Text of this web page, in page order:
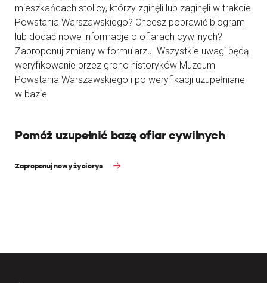
mieszkańcach stolicy, którzy zginęli lub zaginęli w trakcie
Powstania Warszawskiego? Chcesz poprawić biogram
lub dodać nowe informacje o ofiarach cywilnych?
Zaproponuj zmiany w formularzu. Wszystkie uwagi będą
weryfikowanie przez grono historyków Muzeum
Powstania Warszawskiego i po weryfikacji uzupełniane
w bazie
Pomóż uzupełnić bazę ofiar cywilnych
Zaproponuj nowy życiorys